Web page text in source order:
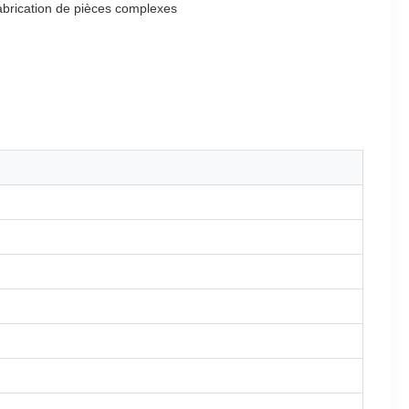
de pièces complexes